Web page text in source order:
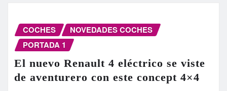
COCHES
NOVEDADES COCHES
PORTADA 1
El nuevo Renault 4 eléctrico se viste
de aventurero con este concept 4×4